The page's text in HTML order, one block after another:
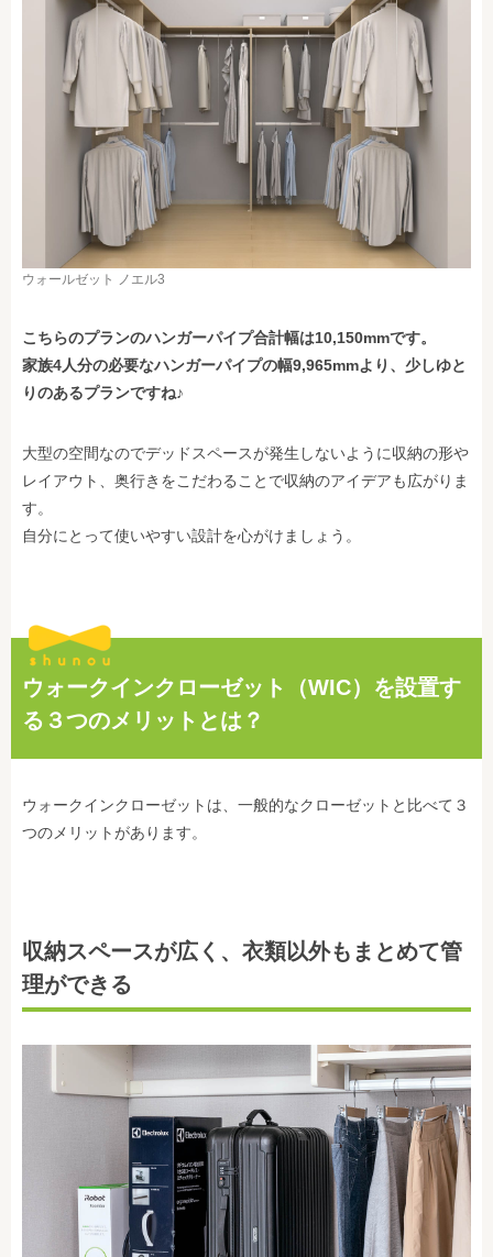
ウォールゼット ノエル3
こちらのプランのハンガーパイプ合計幅は10,150mmです。
家族4人分の必要なハンガーパイプの幅9,965mmより、少しゆと
りのあるプランですね♪
大型の空間なのでデッドスペースが発生しないように収納の形や
レイアウト、奥行きをこだわることで収納のアイデアも広がりま
す。
自分にとって使いやすい設計を心がけましょう。
ウォークインクローゼット（WIC）を設置す
る３つのメリットとは？
ウォークインクローゼットは、一般的なクローゼットと比べて３
つのメリットがあります。
収納スペースが広く、衣類以外もまとめて管
理ができる